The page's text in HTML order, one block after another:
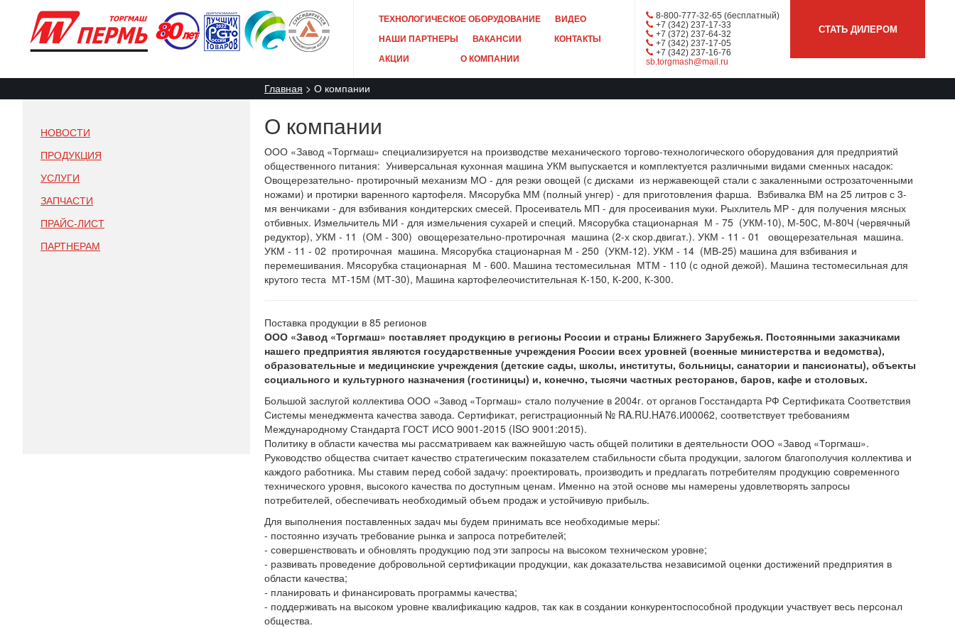
ТЕХНОЛОГИЧЕСКОЕ ОБОРУДОВАНИЕ
ВИДЕО
НАШИ ПАРТНЕРЫ
ВАКАНСИИ
КОНТАКТЫ
АКЦИИ
О КОМПАНИИ
8-800-777-32-65 (бесплатный)
+7 (342) 237-17-33
+7 (372) 237-64-32
+7 (342) 237-17-05
+7 (342) 237-16-76
sb.torgmash@mail.ru
СТАТЬ ДИЛЕРОМ
Главная О компании
НОВОСТИ
ПРОДУКЦИЯ
УСЛУГИ
ЗАПЧАСТИ
ПРАЙС-ЛИСТ
ПАРТНЕРАМ
О компании
ООО «Завод «Торгмаш» специализируется на производстве механического торгово-технологического оборудования для предприятий
общественного питания: Универсальная кухонная машина УКМ выпускается и комплектуется различными видами сменных насадок:
Овощерезательно- протирочный механизм МО - для резки овощей (с дисками из нержавеющей стали с закаленными острозаточенными
ножами) и протирки варенного картофеля. Мясорубка ММ (полный унгер) - для приготовления фарша. Взбивалка ВМ на 25 литров с 3-
мя венчиками - для взбивания кондитерских смесей. Просеиватель МП - для просеивания муки. Рыхлитель МР - для получения мясных
отбивных. Измельчитель МИ - для измельчения сухарей и специй. Мясорубка стационарная М - 75 (УКМ-10), М-50С, М-80Ч (червячный
редуктор), УКМ - 11 (ОМ - 300) овощерезательно-протирочная машина (2-х скор.двигат.). УКМ - 11 - 01 овощерезательная машина.
УКМ - 11 - 02 протирочная машина. Мясорубка стационарная М - 250 (УКМ-12). УКМ - 14 (МВ-25) машина для взбивания и
перемешивания. Мясорубка стационарная М - 600. Машина тестомесильная МТМ - 110 (с одной дежой). Машина тестомесильная для
крутого теста МТ-15М (МТ-30), Машина картофелеочистительная К-150, К-200, К-300.
Поставка продукции в 85 регионов
ООО «Завод «Торгмаш» поставляет продукцию в регионы России и страны Ближнего Зарубежья. Постоянными заказчиками
нашего предприятия являются государственные учреждения России всех уровней (военные министерства и ведомства),
образовательные и медицинские учреждения (детские сады, школы, институты, больницы, санатории и пансионаты), объекты
социального и культурного назначения (гостиницы) и, конечно, тысячи частных ресторанов, баров, кафе и столовых.
Большой заслугой коллектива ООО «Завод «Торгмаш» стало получение в 2004г. от органов Госстандарта РФ Сертификата Соответствия
Системы менеджмента качества завода. Сертификат, регистрационный № RA.RU.HA76.И00062, соответствует требованиям
Международному Стандартa ГОСТ ИСО 9001-2015 (ISО 9001:2015).
Политику в области качества мы рассматриваем как важнейшую часть общей политики в деятельности ООО «Завод «Торгмаш».
Руководство общества считает качество стратегическим показателем стабильности сбыта продукции, залогом благополучия коллектива и
каждого работника. Мы ставим перед собой задачу: проектировать, производить и предлагать потребителям продукцию современного
технического уровня, высокого качества по доступным ценам. Именно на этой основе мы намерены удовлетворять запросы
потребителей, обеспечивать необходимый объем продаж и устойчивую прибыль.
Для выполнения поставленных задач мы будем принимать все необходимые меры:
- постоянно изучать требование рынка и запроса потребителей;
- совершенствовать и обновлять продукцию под эти запросы на высоком техническом уровне;
- развивать проведение добровольной сертификации продукции, как доказательства независимой оценки достижений предприятия в
области качества;
- планировать и финансировать программы качества;
- поддерживать на высоком уровне квалификацию кадров, так как в создании конкурентоспособной продукции участвует весь персонал
общества.